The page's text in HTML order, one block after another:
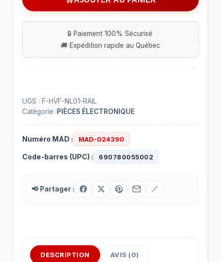
de
fixation
pour
les
tubes
DELs
UGS : F-HVF-NL01-RAIL
Catégorie: PIÈCES ÉLECTRONIQUE
Numéro MAD : MAD-024390
Code-barres (UPC) : 690780055002
📢 Partager : 🔗
DESCRIPTION AVIS (0)